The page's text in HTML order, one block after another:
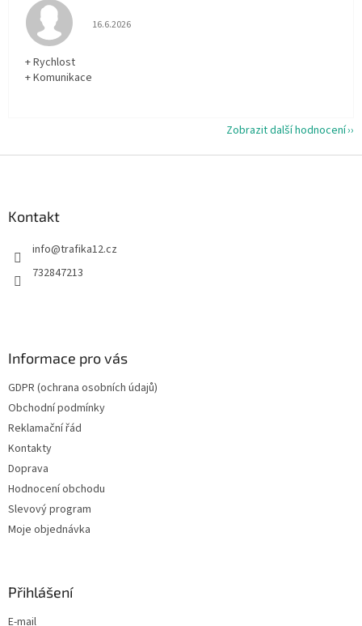
Hodnocení obchodu je 5 z 5 hvězdiček.
16.6.2026
+ Rychlost
+ Komunikace
Zobrazit další hodnocení
Kontakt
info@trafika12.cz
732847213
Informace pro vás
GDPR (ochrana osobních údajů)
Obchodní podmínky
Reklamační řád
Kontakty
Doprava
Hodnocení obchodu
Slevový program
Moje objednávka
Přihlášení
E-mail